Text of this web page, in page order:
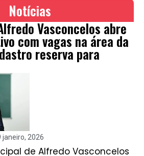
Notícias
Vasconcelos abre
com vagas na área da
reserva para
janeiro, 2026
de Alfredo Vasconcelos